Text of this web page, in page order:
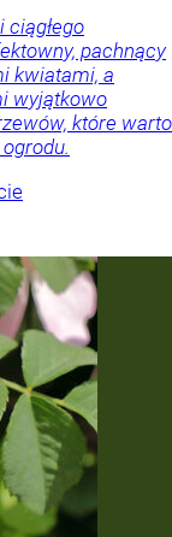
ciągłego
pachnący
kwiatami, a
wyjątkowo
które warto